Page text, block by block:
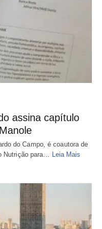
assina capítulo
do Campo, é coautora de
Nutrição para… Leia Mais